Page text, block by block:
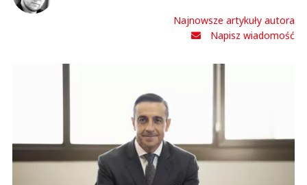
Najnowsze artykuły autora
Napisz wiadomość